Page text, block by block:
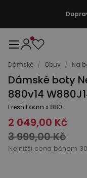
Dámské / Obuv / Na
Dámské boty
880v14
Fresh Foam x 880
2 049,00 Kč
3 999,00 Kč
Nejnižší cena během